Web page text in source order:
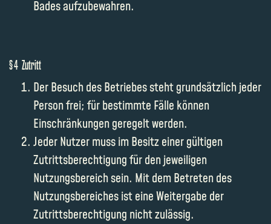
Bades aufzubewahren.
§ 4 Zutritt
Der Besuch des Betriebes steht grundsätzlich jeder
Person frei; für bestimmte Fälle können
Einschränkungen geregelt werden.
Jeder Nutzer muss im Besitz einer gültigen
Zutrittsberechtigung für den jeweiligen
Nutzungsbereich sein. Mit dem Betreten des
Nutzungsbereiches ist eine Weitergabe der
Zutrittsberechtigung nicht zulässig.